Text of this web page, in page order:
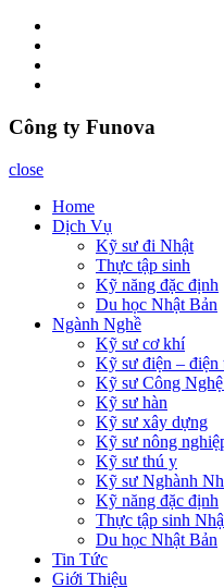
Công ty Funova
close
Home
Dịch Vụ
Kỹ sư đi Nhật
Thực tập sinh
Kỹ năng đặc định
Du học Nhật Bản
Ngành Nghề
Kỹ sư cơ khí
Kỹ sư điện – điện
Kỹ sư Công
Kỹ sư hàn
Kỹ sư xây dựng
Kỹ sư nông
Kỹ sư thú y
Kỹ sư Nghành
Kỹ năng đặc định
Thực tập sinh
Du học Nhật Bản
Tin Tức
Giới Thiệu